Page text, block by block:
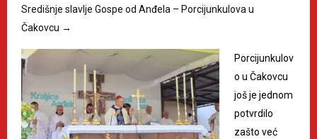
Središnje slavlje Gospe od Anđela – Porcijunkulova u
Čakovcu →
Porcijunkulov
o u Čakovcu
još je jednom
potvrdilo
zašto već